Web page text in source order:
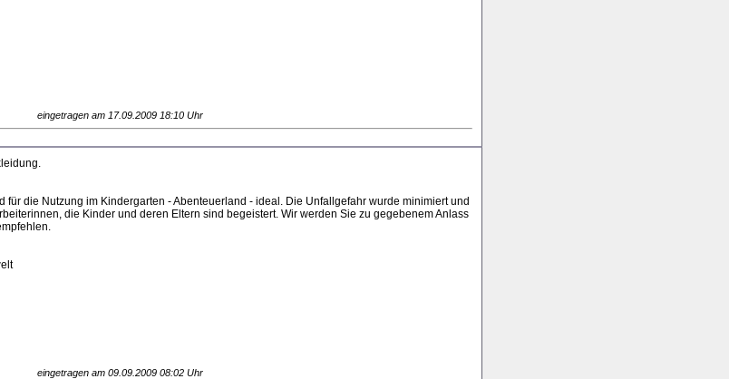
eingetragen am 17.09.2009 18:10 Uhr
die Nutzung im Kindergarten - Abenteuerland - ideal. Die Unfallgefahr wurde minimiert und
die Kinder und deren Eltern sind begeistert. Wir werden Sie zu gegebenem Anlass
eingetragen am 09.09.2009 08:02 Uhr